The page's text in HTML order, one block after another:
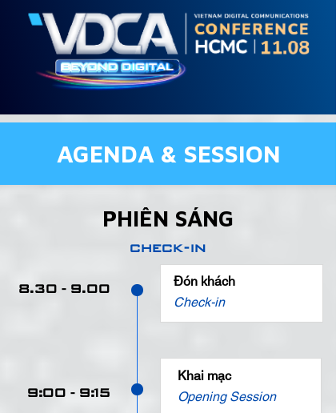
AGENDA & SESSION
PHIÊN SÁNG
check-in
Đón khách
Check-in
8.30 - 9.00
9:00 - 9:15
Khai mạc
Opening Session